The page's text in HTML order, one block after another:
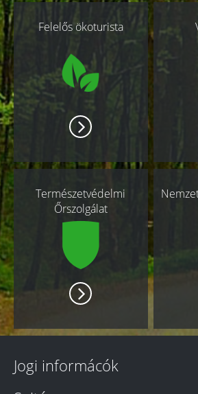
Kapcsolódó
oldalakFelelős ökoturista
Természetvédelmi
Őrszolgálat
Jogi informácók